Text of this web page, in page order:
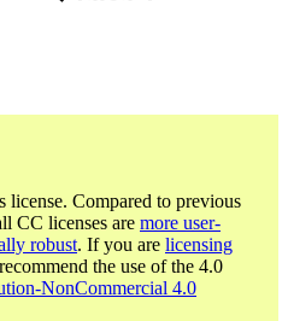
license. Compared to previous
CC licenses are more user-
robust. If you are licensing
the use of the 4.0
NonCommercial 4.0